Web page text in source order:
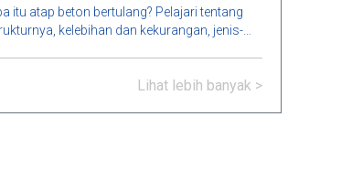
itu atap beton bertulang? Pelajari tentang
kelebihan dan kekurangan, jenis-
Lihat lebih banyak >